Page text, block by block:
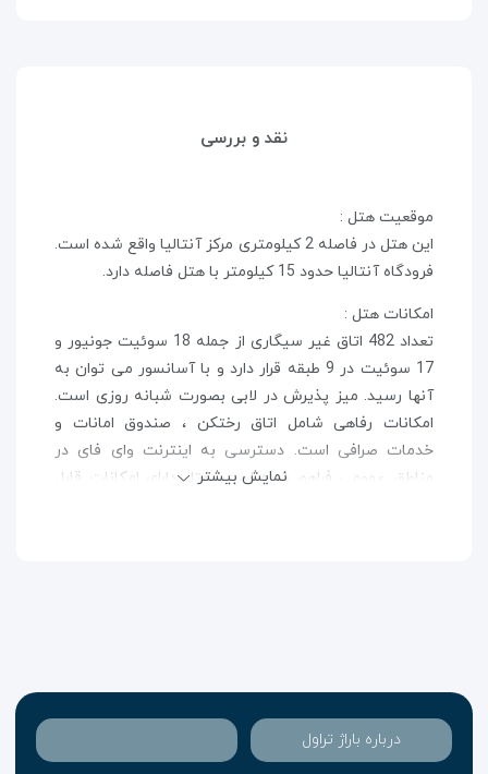
نقد و بررسی
موقعیت هتل :
این هتل در فاصله 2 کیلومتری مرکز آنتالیا واقع شده است.
فرودگاه آنتالیا حدود 15 کیلومتر با هتل فاصله دارد.
امکانات هتل :
تعداد 482 اتاق غیر سیگاری از جمله 18 سوئیت جونیور و
17 سوئیت در 9 طبقه قرار دارد و با آسانسور می توان به
آنها رسید. میز پذیرش در لابی بصورت شبانه روزی است.
امکانات رفاهی شامل اتاق رختکن ، صندوق امانات و
خدمات صرافی است. دسترسی به اینترنت وای فای در
مناطق عمومی فراهم شده است. هتل دارای امکانات قابل
خدمات خشکشویی ، آرایشگاه و پزشک هتل می باشد.
اتاق های هتل :
تهویه مطبوع و گرمایش مرکزی باعث حفظ دمای اتاقهامی
نمایش بیشتر
درباره باراژ تراول